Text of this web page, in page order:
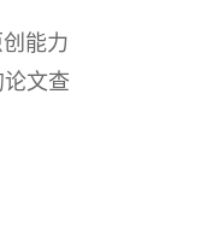
能力
文查